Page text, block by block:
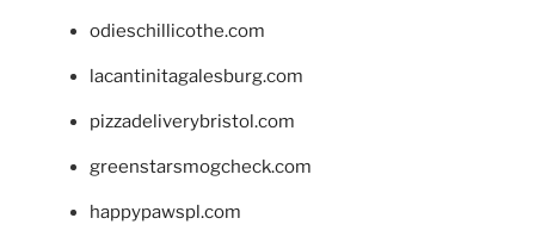
odieschillicothe.com
lacantinitagalesburg.com
pizzadeliverybristol.com
greenstarsmogcheck.com
happypawspl.com